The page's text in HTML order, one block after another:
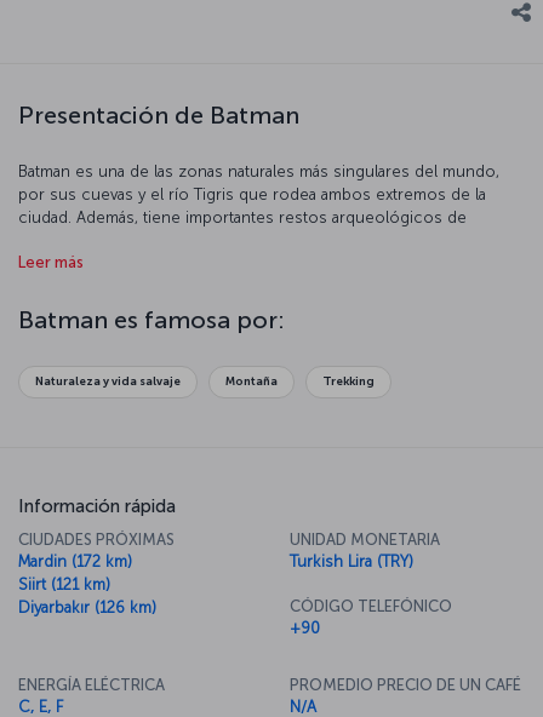
Presentación de Batman
Batman es una de las zonas naturales más singulares del mundo,
por sus cuevas y el río Tigris que rodea ambos extremos de la
ciudad. Además, tiene importantes restos arqueológicos de
le llevará en un viaje en el tiempo. Escuche el sonido de la historia
Leer más
Batman es famosa por:
Naturaleza y vida salvaje Montaña Trekking
Información rápida
CIUDADES PRÓXIMAS
Mardin (172 km)
Siirt (121 km)
Diyarbakır (126 km)
UNIDAD MONETARIA
Turkish Lira (TRY)
CÓDIGO TELEFÓNICO
+90
ENERGÍA ELÉCTRICA
C, E, F
PROMEDIO PRECIO DE UN CAFÉ
N/A